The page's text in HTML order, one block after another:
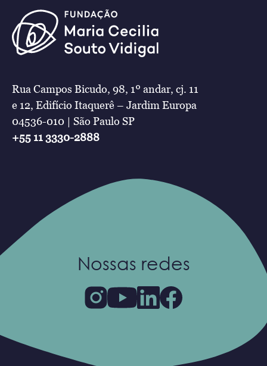
Rua Campos Bicudo, 98, 1º andar, cj. 11
e 12, Edifício Itaquerê – Jardim Europa
04536-010 | São Paulo SP
+55 11 3330-2888
Nossas redes